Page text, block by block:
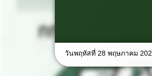
วันพฤหัสที่ 28 พฤษภาคม